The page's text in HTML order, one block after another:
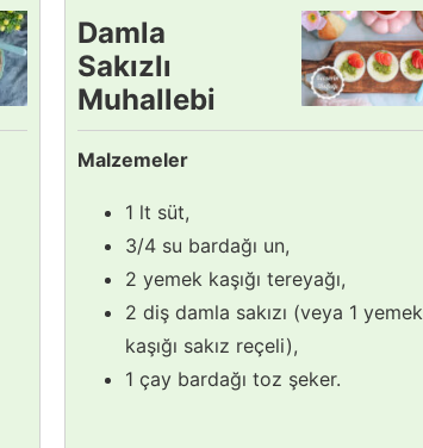
Damla
Sakızlı
Muhallebi
Tarifi
Malzemeler
1 lt süt,
3/4 su bardağı un,
2 yemek kaşığı tereyağı,
2 diş damla sakızı (veya 1 yemek
kaşığı sakız reçeli),
1 çay bardağı toz şeker.